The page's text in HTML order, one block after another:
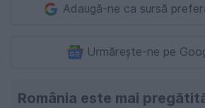
Adaugă-ne ca sursă
Urmărește-ne pe
România este mai